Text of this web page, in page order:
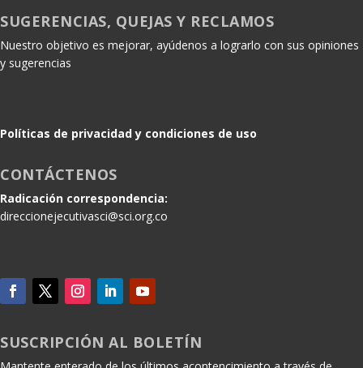
SUGERENCIAS, QUEJAS Y RECLAMOS
Nuestro objetivo es mejorar, ayúdenos a lograrlo con sus opiniones
y sugerencias
Políticas de privacidad y condiciones de uso
CONTÁCTENOS
Radicación correspondencia:
direccionejecutivasci@sci.org.co
SUSCRIPCIÓN AL BOLETÍN